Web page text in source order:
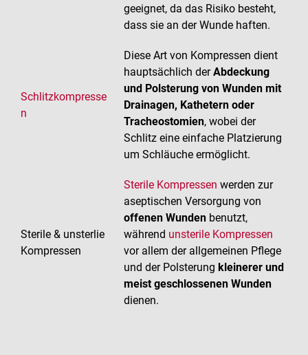
geeignet, da das Risiko besteht,
dass sie an der Wunde haften.
Schlitzkompresse
n
Diese Art von Kompressen dient
hauptsächlich derAbdeckung
und Polsterung von Wunden mit
Drainagen, Kathetern oder
Tracheostomien, wobei der
Schlitz eine einfache Platzierung
um Schläuche ermöglicht.
Sterile & unsterlie
Kompressen
Sterile Kompressen werden zur
aseptischen Versorgung von
offenen Wunden benutzt,
während unsterile Kompressen
vor allem der allgemeinen Pflege
und der Polsterung kleinerer und
meist geschlossenen Wunden
dienen.